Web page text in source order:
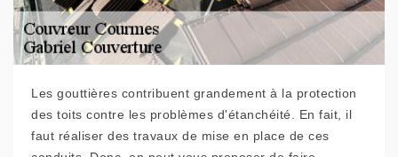
Les gouttières contribuent grandement à la protection
des toits contre les problèmes d'étanchéité. En fait, il
faut réaliser des travaux de mise en place de ces